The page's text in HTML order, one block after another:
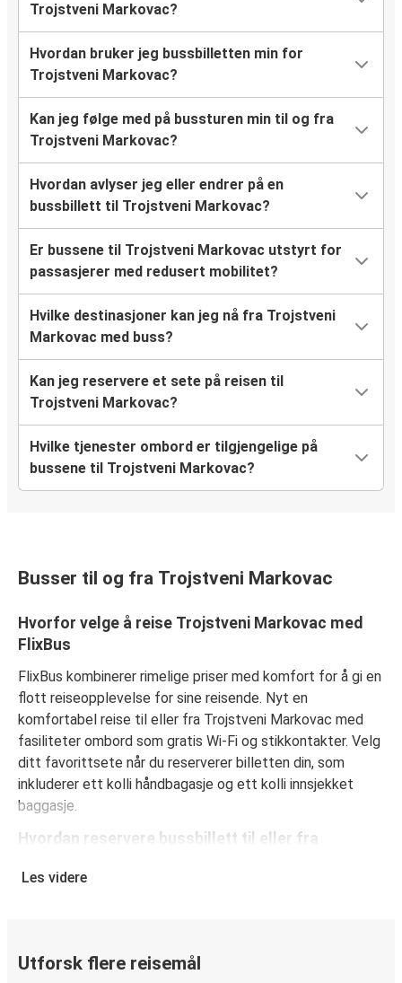
Trojstveni Markovac?
Hvordan bruker jeg bussbilletten min for
Trojstveni Markovac?
Kan jeg følge med på bussturen min til og fra
Trojstveni Markovac?
Hvordan avlyser jeg eller endrer på en
bussbillett til Trojstveni Markovac?
Er bussene til Trojstveni Markovac utstyrt for
passasjerer med redusert mobilitet?
Hvilke destinasjoner kan jeg nå fra Trojstveni
Markovac med buss?
Kan jeg reservere et sete på reisen til
Trojstveni Markovac?
Hvilke tjenester ombord er tilgjengelige på
bussene til Trojstveni Markovac?
Busser til og fra Trojstveni Markovac
Hvorfor velge å reise Trojstveni Markovac med
FlixBus
FlixBus kombinerer rimelige priser med komfort for å gi en
flott reiseopplevelse for sine reisende. Nyt en
komfortabel reise til eller fra Trojstveni Markovac med
fasiliteter ombord som gratis Wi-Fi og stikkontakter. Velg
ditt favorittsete når du reserverer billetten din, som
inkluderer ett kolli håndbagasje og ett kolli innsjekket
baggasje.
Hvordan reservere bussbillett til eller fra
du kjøper billetten din til eller fra Trojstveni Markovac på
Les videre
Utforsk flere reisemål